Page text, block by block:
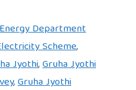
Energy Department
Scheme,
Jyothi,Gruha Jyothi
,Gruha Jyothi